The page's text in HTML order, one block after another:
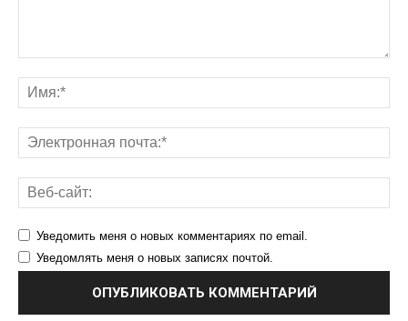
Уведомить меня о новых комментариях по email.
Уведомлять меня о новых записях почтой.